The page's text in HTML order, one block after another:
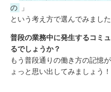
の
」
という考え方で選んでみました
普段の業務中に発生するコミ
るでしょうか？
もう普段通りの働き方の記憶
ょっと思い出してみましょう！